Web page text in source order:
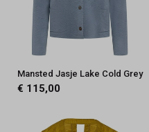
Mansted Jasje Lake Cold Grey
€ 115,00